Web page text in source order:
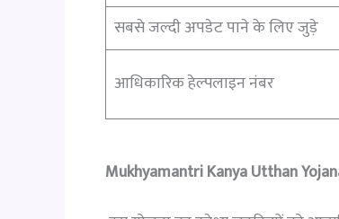
सबसे जल्दी अपडेट पाने के लिए जुड़े
आधिकारिक हेल्पलाइन नंबर
Mukhyamantri Kanya Utthan